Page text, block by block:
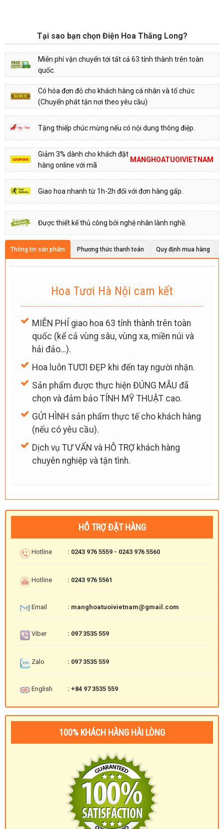
Tại sao bạn chọn Điện Hoa Thăng Long?
Miễn phí vận chuyển tới tất cả 63 tỉnh thành trên toàn
quốc.
Có hóa đơn đỏ cho khách hàng cá nhân và tổ chức
(Chuyển phát tận nơi theo yêu cầu)
Tặng thiếp chúc mừng nếu có nội dung thông điệp.
Giảm 3% dành cho khách đặt
hàng online với mã
MANGHOATUOIVIETNAM
Giao hoa nhanh từ 1h-2h đối với đơn hàng gấp.
Được thiết kế thủ công bởi nghệ nhân lành nghề.
Thông tin sản phẩm Phương thức thanh toán Quy định mua hàng
Hoa Tươi Hà Nội cam kết
MIỄN PHÍ giao hoa 63 tỉnh thành trên toàn
quốc (kể cả vùng sâu, vùng xa, miền núi và
hải đảo…).
Hoa luôn TƯƠI ĐẸP khi đến tay người nhận.
Sản phẩm được thực hiện ĐÚNG MẪU đã
chọn và đảm bảo TÍNH MỸ THUẬT cao.
GỬI HÌNH sản phẩm thực tế cho khách hàng
(nếu có yêu cầu).
Dịch vụ TƯ VẤN và HỖ TRỢ khách hàng
chuyên nghiệp và tận tình.
HỖ TRỢ ĐẶT HÀNG
Hotline : 0243 976 5559 - 0243 976 5560
Hotline : 0243 976 5561
Email : manghoatuoivietnam@gmail.com
Viber : 097 3535 559
Zalo : 097 3535 559
English : +84 97 3535 559
100% KHÁCH HÀNG HÀI LÒNG